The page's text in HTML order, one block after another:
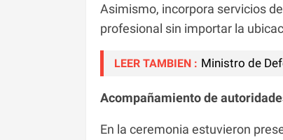
Asimismo, incorpora servicios
profesional sin importar la
LEER TAMBIEN : Ministro de
Acompañamiento de
En la ceremonia estuvieron